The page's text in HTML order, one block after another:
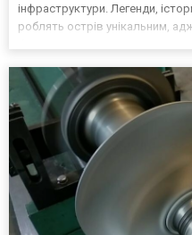
інфраструктури. Легенди,
роблять острів унікальним,